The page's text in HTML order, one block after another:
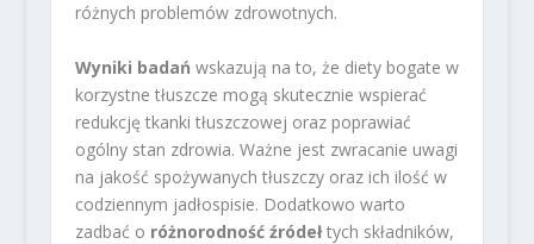
różnych problemów zdrowotnych.
Wyniki badań wskazują na to, że diety bogate w
korzystne tłuszcze mogą skutecznie wspierać
redukcję tkanki tłuszczowej oraz poprawiać
ogólny stan zdrowia. Ważne jest zwracanie uwagi
na jakość spożywanych tłuszczy oraz ich ilość w
codziennym jadłospisie. Dodatkowo warto
zadbać o różnorodność źródełtych składników,